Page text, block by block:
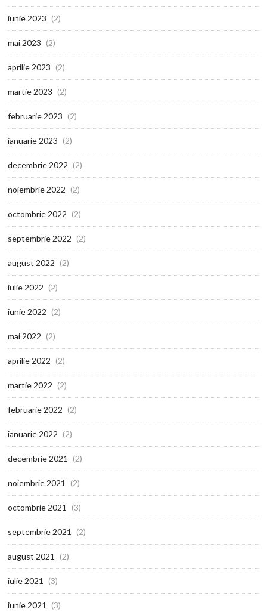
iunie 2023 (2)
mai 2023 (2)
aprilie 2023 (2)
martie 2023 (2)
februarie 2023 (2)
ianuarie 2023 (2)
decembrie 2022 (2)
noiembrie 2022 (2)
octombrie 2022 (2)
septembrie 2022 (2)
august 2022 (2)
iulie 2022 (2)
iunie 2022 (2)
mai 2022 (2)
aprilie 2022 (2)
martie 2022 (2)
februarie 2022 (2)
ianuarie 2022 (2)
decembrie 2021 (2)
noiembrie 2021 (2)
octombrie 2021 (3)
septembrie 2021 (2)
august 2021 (2)
iulie 2021 (3)
iunie 2021 (3)